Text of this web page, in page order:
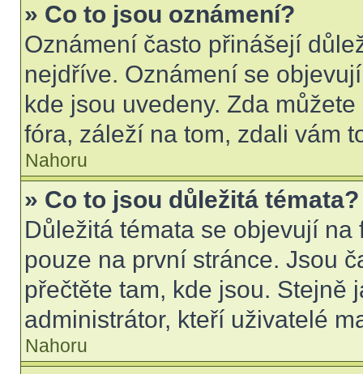
» Co to jsou oznámení?
Oznámení často přinášejí
nejdříve. Oznámení se
kde jsou uvedeny. Zda
fóra, záleží na tom, zdali vám
Nahoru
» Co to jsou důležitá témata?
Důležitá témata se objevují
pouze na první stránce. Jsou
přečtěte tam, kde jsou. Stejně
administrátor, kteří uživatelé
Nahoru